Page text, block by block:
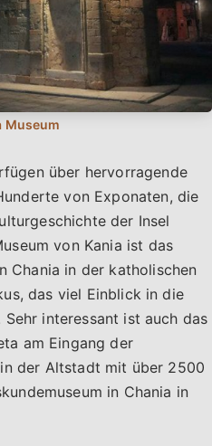
über hervorragende
von Exponaten, die
der Insel
von Kania ist das
Chania in der katholischen
das viel Einblick in die
interessant ist auch das
am Eingang der
der Altstadt mit über 2500
in Chania in